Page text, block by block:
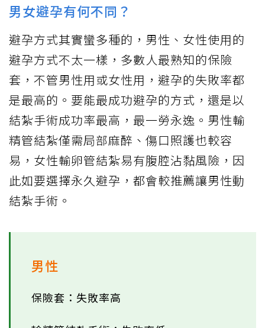
男女避孕有何不同？
避孕方式其實蠻多種的，男性、女性使用的
避孕方式不太一樣，多數人最熟知的保險
套，不管男性用或女性用，避孕的失敗率都
是最高的。要能最成功避孕的方式，還是以
結紮手術成功率最高，最一勞永逸。男性輸
精管結紮僅需局部麻醉、傷口照護也較容
易，女性輸卵管結紮易有腹腔沾黏風險，因
此如要選擇永久避孕，都會較推薦讓男性動
結紮手術。
男性
保險套：失敗率高